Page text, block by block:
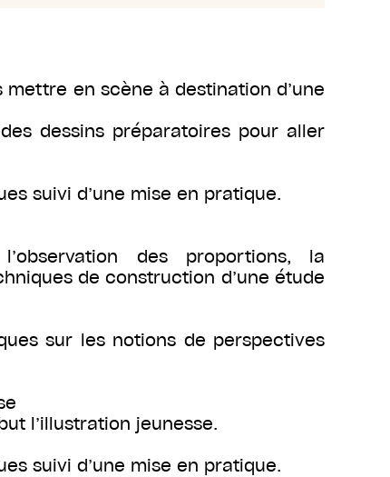
en scène à destination d’une
dessins préparatoires pour aller
suivi d’une mise en pratique.
des proportions, la
de construction d’une étude
sur les notions de perspectives
l’illustration jeunesse.
suivi d’une mise en pratique.